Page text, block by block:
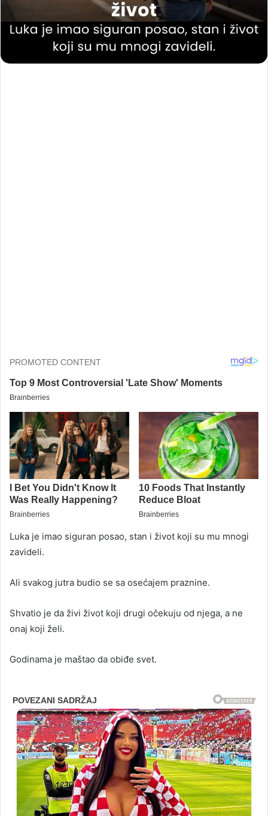
Luka je imao siguran posao, stan i život koji su mu mnogi
zavideli.
Ali svakog jutra budio se sa osećajem praznine.
Shvatio je da živi život koji drugi očekuju od njega, a ne
onaj koji želi.
Godinama je maštao da obiđe svet.